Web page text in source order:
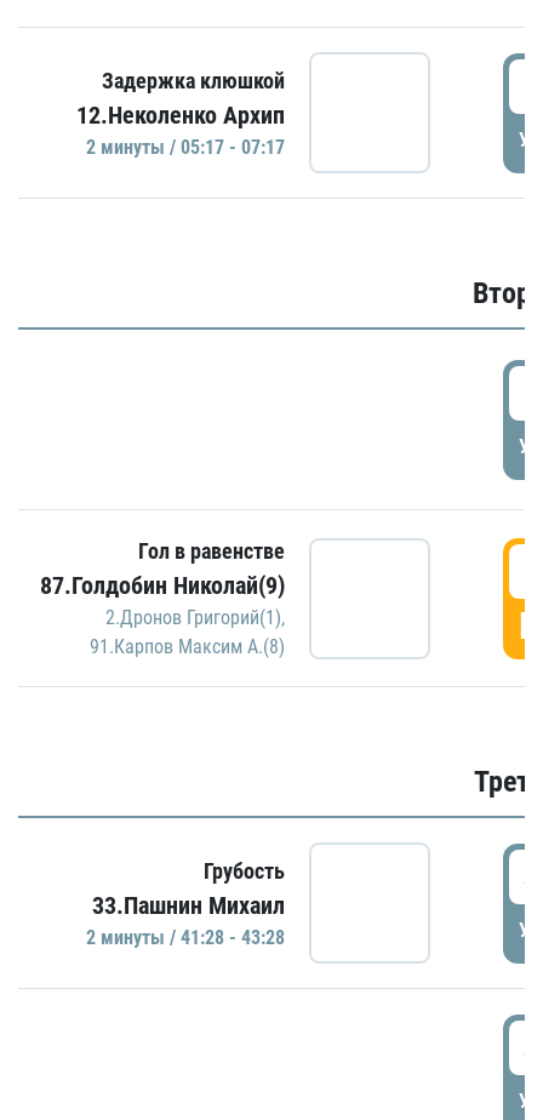
Задержка клюшкой
12.Неколенко Архип
2 минуты / 05:17 - 07:17
Гол в равенстве
87.Голдобин Николай(9)
2.Дронов Григорий(1),
91.Карпов Максим А.(8)
Грубость
33.Пашнин Михаил
2 минуты / 41:28 - 43:28